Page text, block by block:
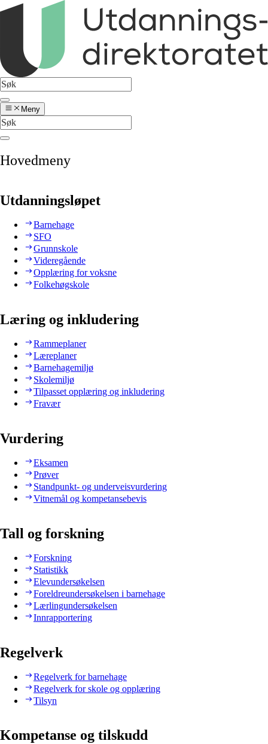
Meny
Hovedmeny
Utdanningsløpet
Barnehage
SFO
Grunnskole
Videregående
Opplæring for voksne
Folkehøgskole
Læring og inkludering
Rammeplaner
Læreplaner
Barnehagemiljø
Skolemiljø
Tilpasset opplæring og inkludering
Fravær
Vurdering
Eksamen
Prøver
Standpunkt- og underveisvurdering
Vitnemål og kompetansebevis
Tall og forskning
Forskning
Statistikk
Elevundersøkelsen
Foreldreundersøkelsen i barnehage
Lærlingundersøkelsen
Innrapportering
Regelverk
Regelverk for barnehage
Regelverk for skole og opplæring
Tilsyn
Kompetanse og tilskudd